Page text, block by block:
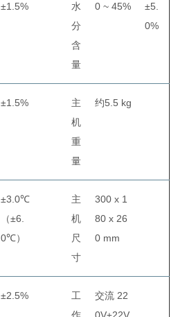
±1.5%
水
分
含
量
0 ~ 45%
±5.
0%
±1.5%
主
机
重
量
约5.5 kg
±3.0℃
（±6.
0℃）
主
机
尺
寸
300 x 1
80 x 26
0 mm
±2.5%
工
交流 22